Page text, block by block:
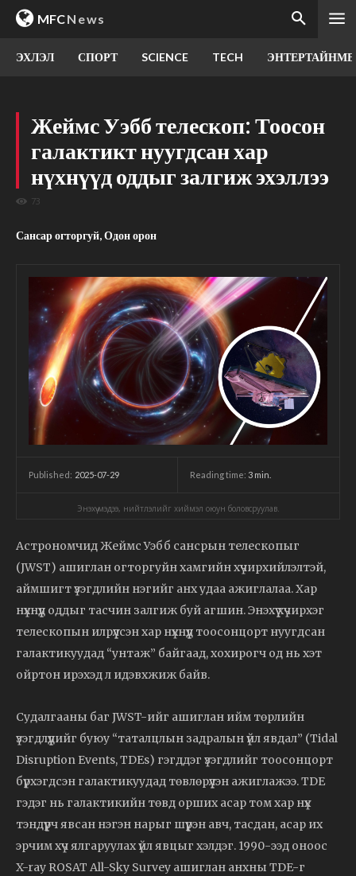
MFCNews
ЭХЛЭЛ СПОРТ SCIENCE TECH
Жеймс Уэбб телескоп: Тоосон
галактикт нуугдсан хар
нүхнүүд оддыг залгиж эхэллээ
73
Сансар огторгуй, Одон орон
Published: 2025-07-29 Reading time: 3 min.
Энэхүү мэдээ, нийтлэлийг хиймэл оюун боловсруулав.
Астрономчид Жеймс Уэбб сансрын телескопыг
(JWST) ашиглан огторгуйн хамгийн хүчирхийлэлтэй,
аймшигт үзэгдлийн нэгийг анх удаа ажиглалаа. Хар
нүхнүүд оддыг тасчин залгиж буй агшин. Энэхүү хүчирхэг
телескопын илрүүлсэн хар нүхнүүд тоосонцорт нуугдсан
галактикуудад “унтаж” байгаад, хохирогч од нь хэт
ойртон ирэхэд л идэвхжиж байв.
Судалгааны баг JWST-ийг ашиглан ийм төрлийн
үзэгдлүүдийг буюу “таталцлын задралын үйл явдал” (Tidal
Disruption Events, TDEs) гэгддэг үзэгдлийг тоосонцорт
бүрхэгдсэн галактикуудад төвлөрүүлэн ажиглажээ. TDE
гэдэг нь галактикийн төвд орших асар том хар нүх
тэндүүрч явсан нэгэн нарыг шүүрэн авч, тасдан, асар их
эрчим хүч ялгаруулах үйл явцыг хэлдэг. 1990-ээд оноос
X-ray ROSAT All-Sky Survey ашиглан анхны TDE-г